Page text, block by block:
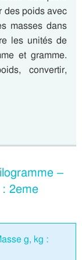
des poids avec
masses dans
les unités de
et gramme.
convertir,
–
2eme
g, kg :